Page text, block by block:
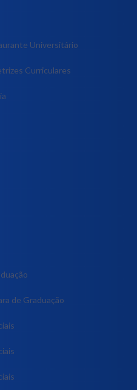
Universitário
Curriculares
de Graduação